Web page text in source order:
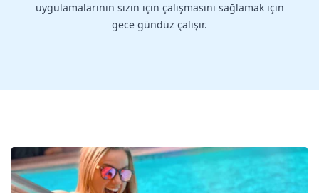
uygulamalarının sizin için çalışmasını sağlamak için
gece gündüz çalışır.